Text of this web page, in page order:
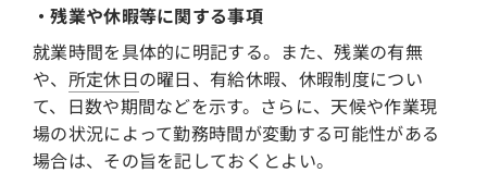
・残業や休暇等に関する事項
就業時間を具体的に明記する。また、残業の有無
や、 所定休日の曜日、有給休暇、休暇制度につい
て、日数や期間などを示す。さらに、天候や作業現
場の状況によって勤務時間が変動する可能性がある
場合は、その旨を記しておくとよい。